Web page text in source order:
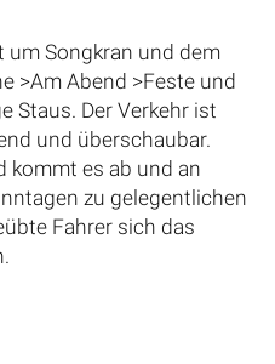
um Songkran und dem
>Am Abend >Feste und
Staus. Der Verkehr ist
und überschaubar.
kommt es ab und an
zu gelegentlichen
Fahrer sich das